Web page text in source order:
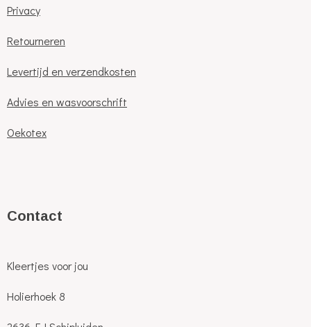
Privacy
Retourneren
Levertijd en verzendkosten
Advies en wasvoorschrift
Oekotex
Contact
Kleertjes voor jou
Holierhoek 8